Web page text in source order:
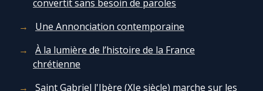
convertit sans besoin de paroles
Une Annonciation contemporaine
À la lumière de l’histoire de la France
chrétienne
Saint Gabriel l'Ibère (XIe siècle) marche sur les